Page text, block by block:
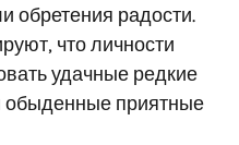
обретения радости.
что личности
удачные редкие
обыденные приятные